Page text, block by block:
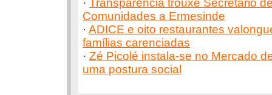
· Transparência trouxe Secretário
Comunidades a Ermesinde
· ADICE e oito restaurantes
famílias carenciadas
· Zé Picolé instala-se no Mercado
uma postura social